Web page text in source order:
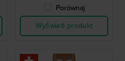
Porównaj
Wyświetl produkt